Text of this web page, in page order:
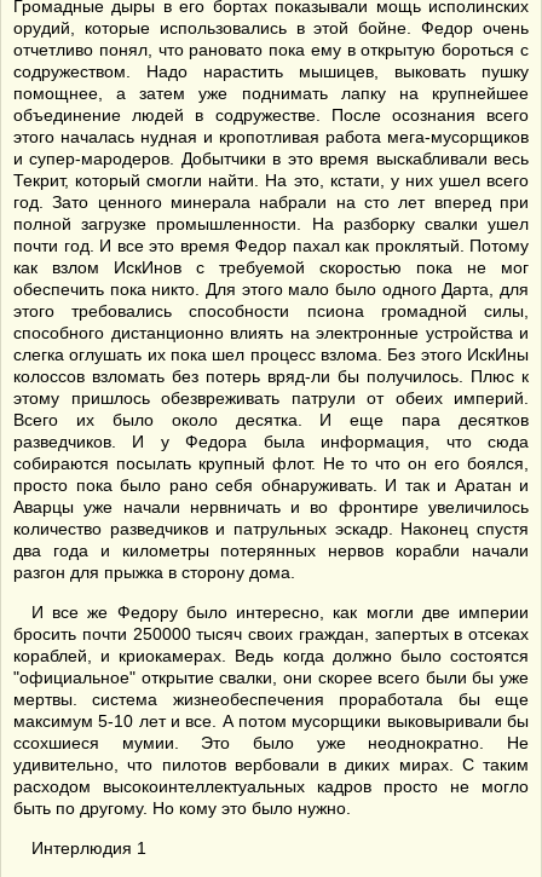
Громадные дыры в его бортах показывали мощь исполинских
орудий, которые использовались в этой бойне. Федор очень
отчетливо понял, что рановато пока ему в открытую бороться с
содружеством. Надо нарастить мышицев, выковать пушку
помощнее, а затем уже поднимать лапку на крупнейшее
объединение людей в содружестве. После осознания всего
этого началась нудная и кропотливая работа мега-мусорщиков
и супер-мародеров. Добытчики в это время выскабливали весь
Текрит, который смогли найти. На это, кстати, у них ушел всего
год. Зато ценного минерала набрали на сто лет вперед при
полной загрузке промышленности. На разборку свалки ушел
почти год. И все это время Федор пахал как проклятый. Потому
как взлом ИскИнов с требуемой скоростью пока не мог
обеспечить пока никто. Для этого мало было одного Дарта, для
этого требовались способности псиона громадной силы,
способного дистанционно влиять на электронные устройства и
слегка оглушать их пока шел процесс взлома. Без этого ИскИны
колоссов взломать без потерь вряд-ли бы получилось. Плюс к
этому пришлось обезвреживать патрули от обеих империй.
Всего их было около десятка. И еще пара десятков
разведчиков. И у Федора была информация, что сюда
собираются посылать крупный флот. Не то что он его боялся,
просто пока было рано себя обнаруживать. И так и Аратан и
Аварцы уже начали нервничать и во фронтире увеличилось
количество разведчиков и патрульных эскадр. Наконец спустя
два года и километры потерянных нервов корабли начали
разгон для прыжка в сторону дома.
И все же Федору было интересно, как могли две империи
бросить почти 250000 тысяч своих граждан, запертых в отсеках
кораблей, и криокамерах. Ведь когда должно было состоятся
"официальное" открытие свалки, они скорее всего были бы уже
мертвы. система жизнеобеспечения проработала бы еще
максимум 5-10 лет и все. А потом мусорщики выковыривали бы
ссохшиеся мумии. Это было уже неоднократно. Не
удивительно, что пилотов вербовали в диких мирах. С таким
расходом высокоинтеллектуальных кадров просто не могло
быть по другому. Но кому это было нужно.
Интерлюдия 1